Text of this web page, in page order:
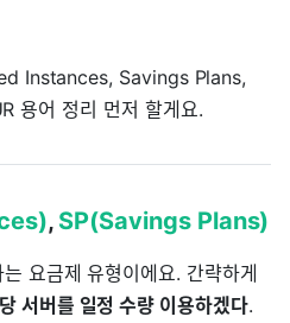
Instances, Savings Plans,
용어 정리 먼저 할게요.
, SP(Savings Plans)
요금제 유형이에요. 간략하게
서버를 일정 수량 이용하겠다.